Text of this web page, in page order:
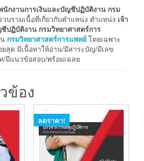
นักงานการเงินและบัญชีปฏิบัติงาน กรม
วบรวมเนื้อที่เกี่ยวกับตำแหน่ง ตำแหน่ง เจ้า
ปฏิบัติงาน กรมวิทยาศาสตร์การ
กรมวิทยาศาสตร์การแพทย์ โดยเฉพาะ
สุด มีเนื้อหาให้อ่าน/มีสาระบัญ/มีเลข
/มีแนวข้อสอบ/พร้อมเฉลย
ข้อง
ลดราคา!